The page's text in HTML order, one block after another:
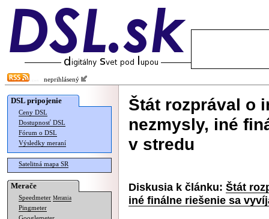
neprihlásený
DSL pripojenie
Ceny DSL
Dostupnosť DSL
Fórum o DSL
Výsledky meraní
Satelitná mapa SR
Merače
Speedmeter Merania
Pingmeter
Štát rozprával o
nezmysly, iné
v stredu
Diskusia k článku: Štát
iné finálne riešenie sa